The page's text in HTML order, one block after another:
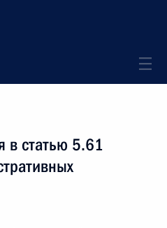
в статью 5.61